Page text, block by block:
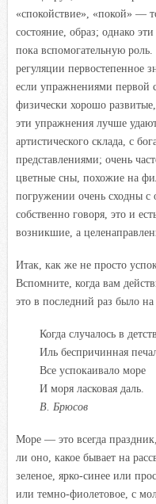
«спокойствие», «покой» —
состояние, образ; однако
пока вспомогательную
регуляции первостепенное
если упражнениями первой
физически хорошо
эти упражнения лучше
артистического склада, с
представлениями; очень
цветные сны, похожие на
погружении очень сходны
собственно говоря, это и
возникшие, а
Итак, как же не просто
Вспомните, когда вам
это в последний раз было
Когда случалось в
Иль беспричинная
Все успокаивало море
И моря ласковая даль.
В. Брюсов
Море — это всегда
ли оно, какое бывает на
зеленое, ярко-синее или
или темно-фиолетовое, с